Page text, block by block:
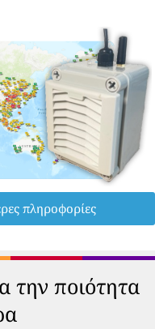
πληροφορίες
την ποιότητα